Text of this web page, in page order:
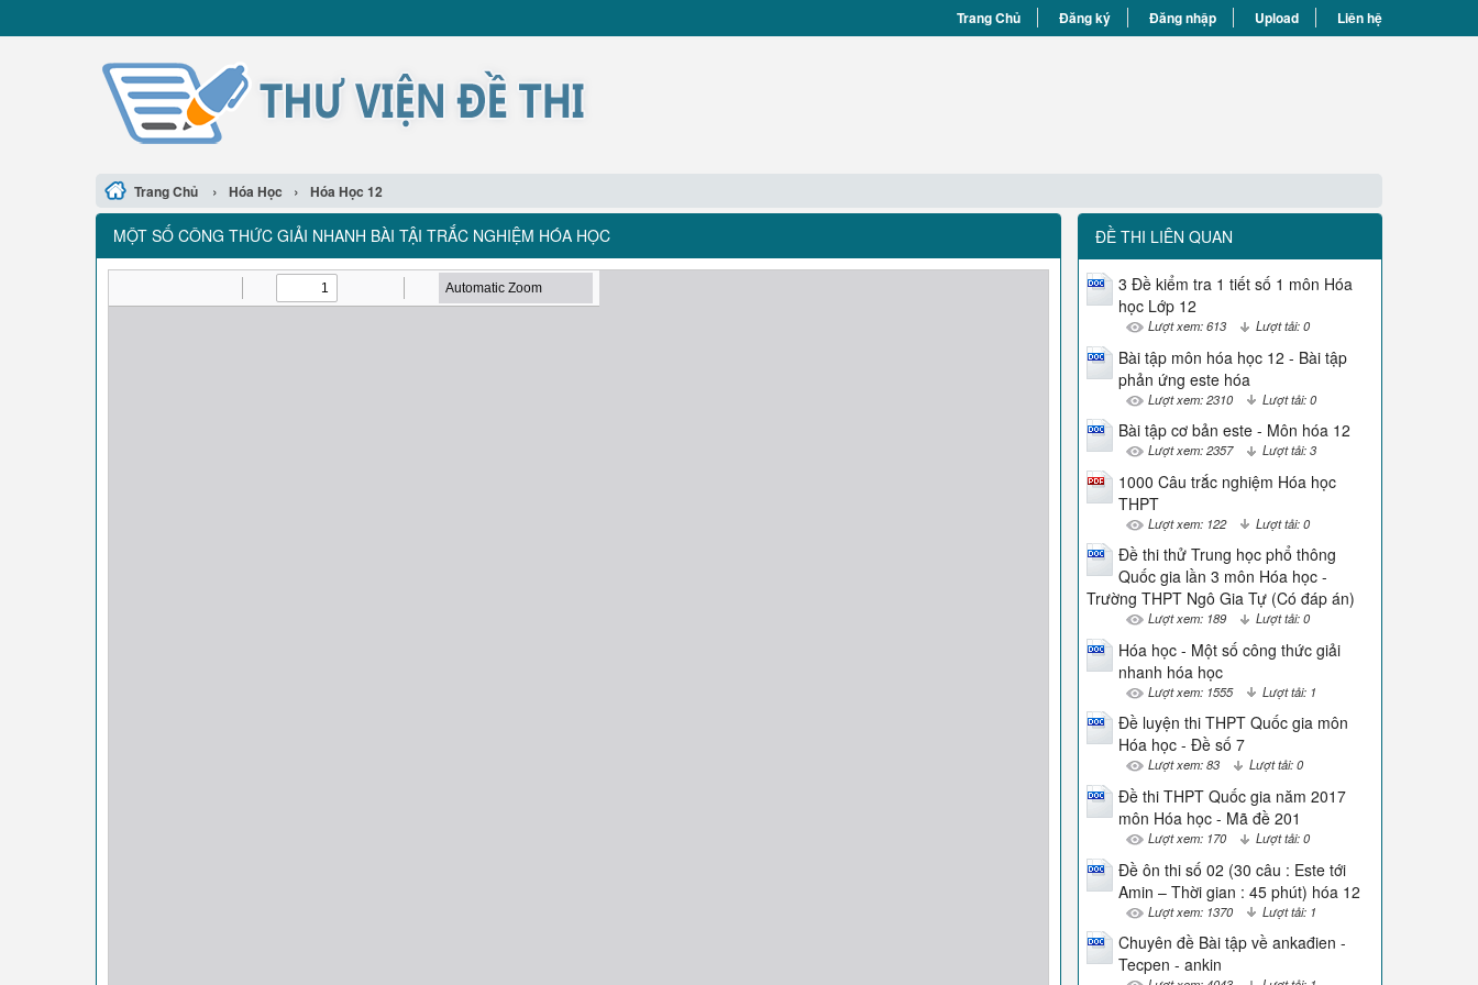
Trang Chủ Đăng ký Đăng nhập Upload Liên hệ
Trang Chủ › Hóa Học › Hóa Học 12
MỘT SỐ CÔNG THỨC GIẢI NHANH BÀI TẬI TRẮC NGHIỆM HÓA HỌC ĐỀ THI LIÊN QUAN
3 Đề kiểm tra 1 tiết số 1 môn Hóa
học Lớp 12
Lượt xem: 613 Lượt tải: 0
Bài tập môn hóa học 12 - Bài tập
phản ứng este hóa
Lượt xem: 2310 Lượt tải: 0
Bài tập cơ bản este - Môn hóa 12
Lượt xem: 2357 Lượt tải: 3
1000 Câu trắc nghiệm Hóa học
THPT
Lượt xem: 122 Lượt tải: 0
Đề thi thử Trung học phổ thông
Quốc gia lần 3 môn Hóa học -
Trường THPT Ngô Gia Tự (Có đáp án)
Lượt xem: 189 Lượt tải: 0
Hóa học - Một số công thức giải
nhanh hóa học
Lượt xem: 1555 Lượt tải: 1
Đề luyện thi THPT Quốc gia môn
Hóa học - Đề số 7
Lượt xem: 83 Lượt tải: 0
Đề thi THPT Quốc gia năm 2017
môn Hóa học - Mã đề 201
Lượt xem: 170 Lượt tải: 0
Đề ôn thi số 02 (30 câu : Este tới
Amin – Thời gian : 45 phút) hóa 12
Lượt xem: 1370 Lượt tải: 1
Chuyên đề Bài tập về ankađien -
Tecpen - ankin